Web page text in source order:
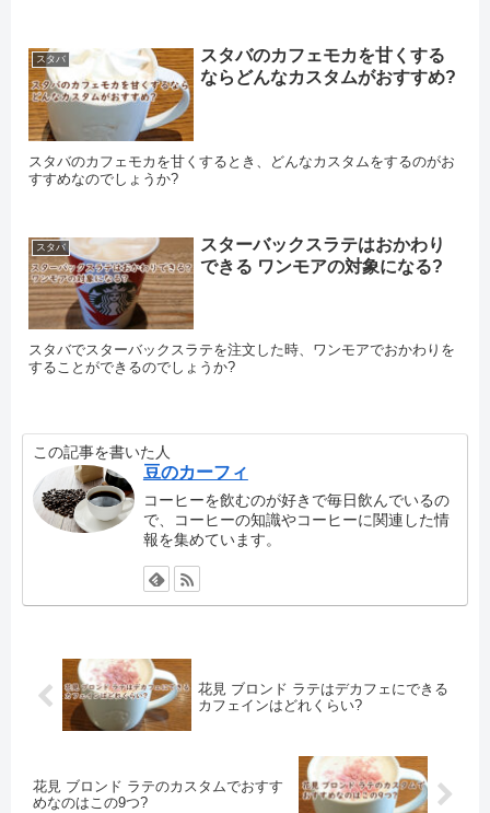
スタバ
スタバのカフェモカを甘くする
ならどんなカスタムがおすすめ?
スタバのカフェモカを甘くするとき、どんなカスタムをするのがお
すすめなのでしょうか?
スタバ
スターバックスラテはおかわり
できる ワンモアの対象になる?
スタバでスターバックスラテを注文した時、ワンモアでおかわりを
することができるのでしょうか?
この記事を書いた人
豆のカーフィ
コーヒーを飲むのが好きで毎日飲んでいるの
で、コーヒーの知識やコーヒーに関連した情
報を集めています。
花見 ブロンド ラテはデカフェにできる
カフェインはどれくらい?
花見 ブロンド ラテのカスタムでおすす
めなのはこの9つ?